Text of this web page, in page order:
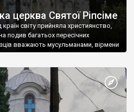
церква Святої Ріпсіме
світу прийняла християнство,
подив багатьох пересічних
вважають мусульманами, вірмени